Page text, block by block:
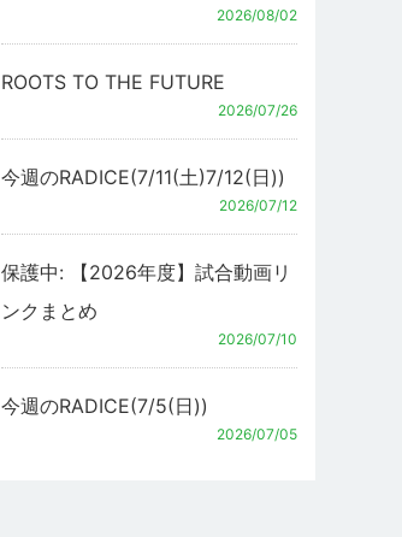
2026/08/02
ROOTS TO THE FUTURE
2026/07/26
今週のRADICE(7/11(土)7/12(日))
2026/07/12
保護中: 【2026年度】試合動画リ
ンクまとめ
2026/07/10
今週のRADICE(7/5(日))
2026/07/05